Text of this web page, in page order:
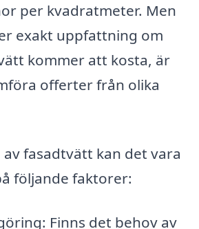
per kvadratmeter. Men
exakt uppfattning om
kommer att kosta, är
offerter från olika
fasadtvätt kan det vara
följande faktorer:
Finns det behov av